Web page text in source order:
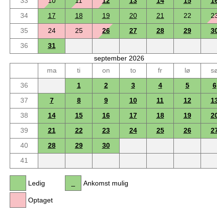
34
17 18 19 20 21 22
35
24 25 26 27 28 29
36
31
september 2026
ma
ti on to fr lø
36
1 2 3 4 5
6
37
7 8 9 10 11 12
38
14 15 16 17 18 19
39
21 22 23 24 25 26
40
28 29
30
41
Ledig
Optaget
Ankomst mulig